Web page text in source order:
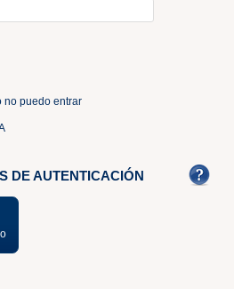
no puedo entrar
DE AUTENTICACIÓN